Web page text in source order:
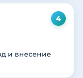
4
и внесение